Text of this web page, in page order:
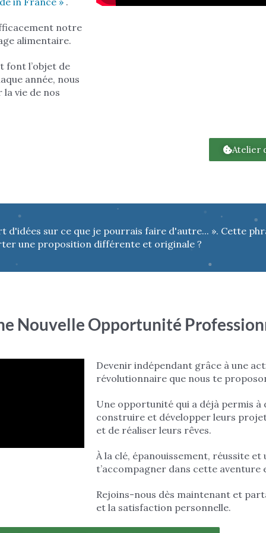
notre
alimentaire.
font l’objet de
année, nous
vie de nos
Atelier
d'idées sur ce que je pourrais faire d'autre... ». Cette
une proposition différente et originale ?
Nouvelle Opportunité
Devenir indépendant grâce à une
révolutionnaire que nous te
Une opportunité qui a déjà permis à
construire et développer leurs
et de réaliser leurs rêves.
À la clé, épanouissement, réussite
t’accompagner dans cette
Rejoins-nous dès maintenant et
et la satisfaction personnelle.